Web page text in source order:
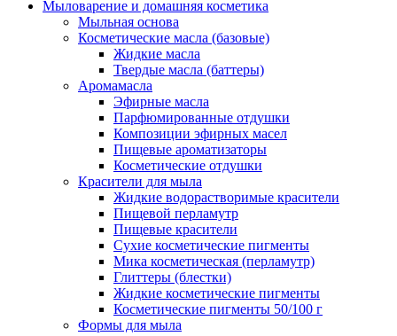
Мыловарение и домашняя косметика
Мыльная основа
Косметические масла (базовые)
Жидкие масла
Твердые масла (баттеры)
Аромамасла
Эфирные масла
Парфюмированные отдушки
Композиции эфирных масел
Пищевые ароматизаторы
Косметические отдушки
Красители для мыла
Жидкие водорастворимые красители
Пищевой перламутр
Пищевые красители
Сухие косметические пигменты
Мика косметическая (перламутр)
Глиттеры (блестки)
Жидкие косметические пигменты
Косметические пигменты 50/100 г
Формы для мыла